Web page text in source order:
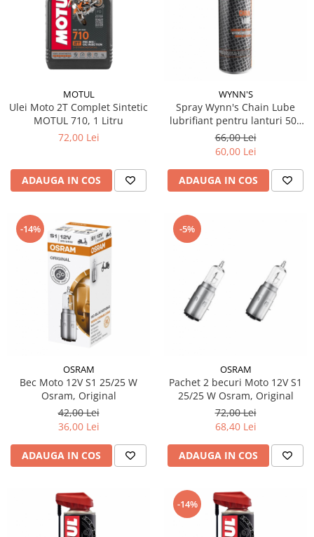
MOTUL
Ulei Moto 2T Complet Sintetic
MOTUL 710, 1 Litru
72,00 Lei
ADAUGA IN COS
WYNN'S
Spray Wynn's Chain Lube
lubrifiant pentru lanturi 500
ml
66,00 Lei
60,00 Lei
ADAUGA IN COS
-14%
OSRAM
Bec Moto 12V S1 25/25 W
Osram, Original
42,00 Lei
36,00 Lei
ADAUGA IN COS
-5%
OSRAM
Pachet 2 becuri Moto 12V S1
25/25 W Osram, Original
72,00 Lei
68,40 Lei
ADAUGA IN COS
-14%